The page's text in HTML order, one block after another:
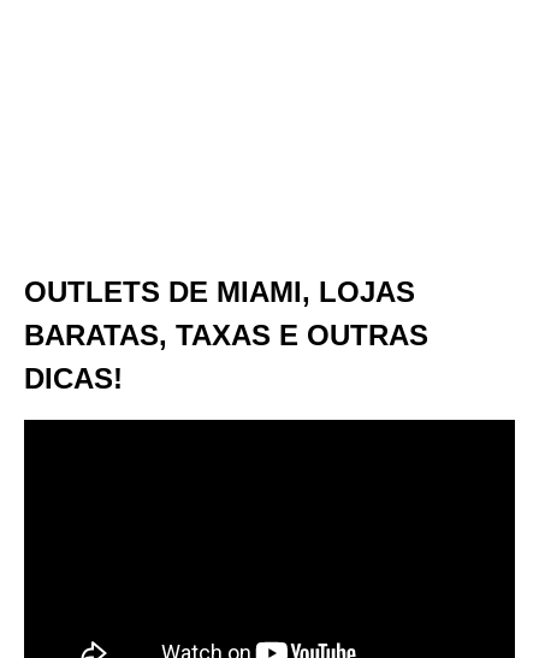
OUTLETS DE MIAMI, LOJAS
BARATAS, TAXAS E OUTRAS
DICAS!